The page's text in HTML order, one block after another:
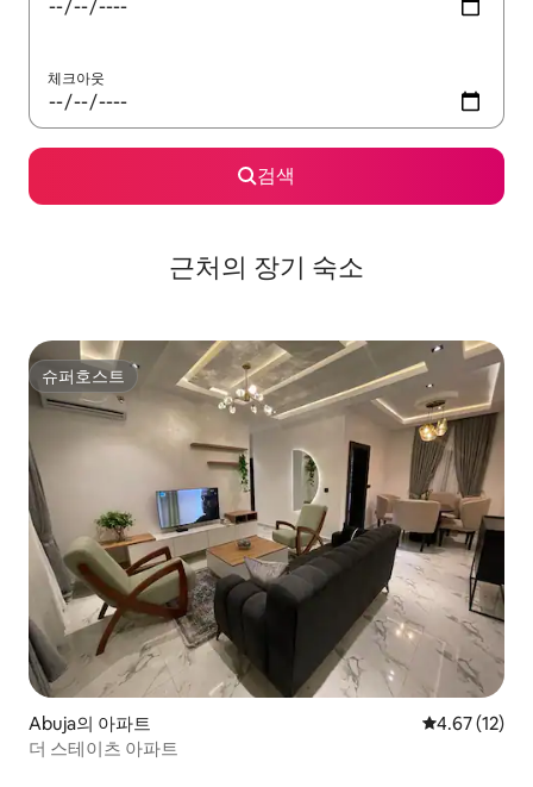
체크아웃
검색
근처의 장기 숙소
슈퍼호스트
슈퍼호스트
Abuja의 아파트 평점 4.67점
4.67 (12)
더 스테이츠 아파트